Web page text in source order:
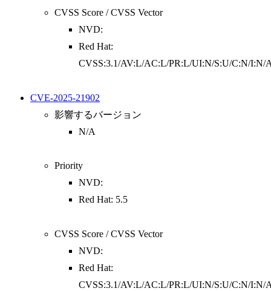
CVSS Score / CVSS Vector
NVD:
Red Hat:
CVSS:3.1/AV:L/AC:L/PR:L/UI:N/S:U/C:N/I:N/
CVE-2025-21902
影響するバージョン
N/A
Priority
NVD:
Red Hat: 5.5
CVSS Score / CVSS Vector
NVD:
Red Hat:
CVSS:3.1/AV:L/AC:L/PR:L/UI:N/S:U/C:N/I:N/